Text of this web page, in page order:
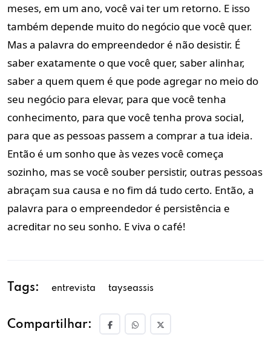
meses, em um ano, você vai ter um retorno. E isso
também depende muito do negócio que você quer.
Mas a palavra do empreendedor é não desistir. É
saber exatamente o que você quer, saber alinhar,
saber a quem quem é que pode agregar no meio do
seu negócio para elevar, para que você tenha
conhecimento, para que você tenha prova social,
para que as pessoas passem a comprar a tua ideia.
Então é um sonho que às vezes você começa
sozinho, mas se você souber persistir, outras pessoas
abraçam sua causa e no fim dá tudo certo. Então, a
palavra para o empreendedor é persistência e
acreditar no seu sonho. E viva o café!
Tags: entrevista tayseassis
Compartilhar: